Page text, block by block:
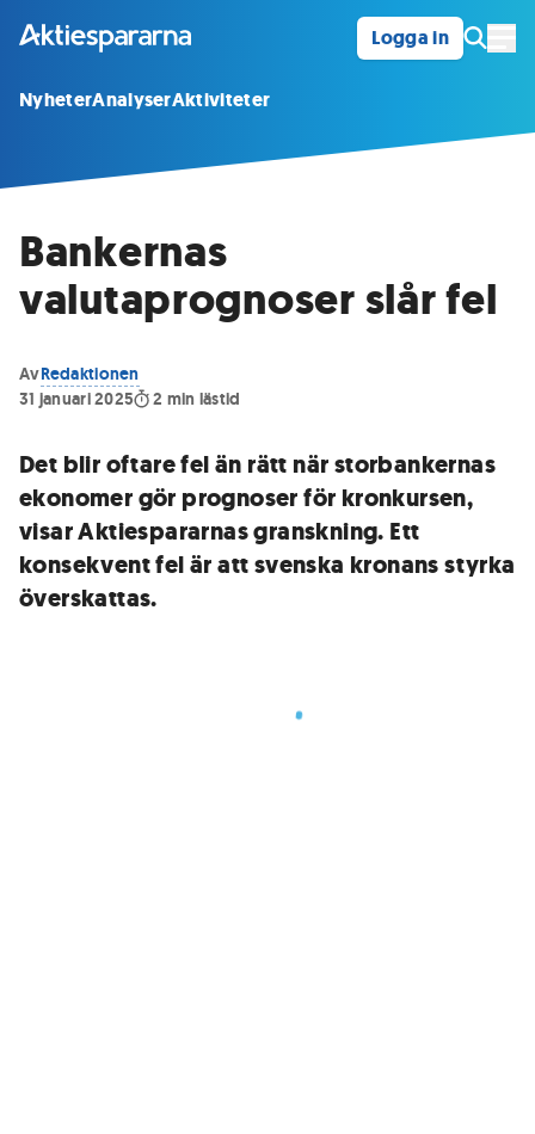
Logga in
NyheterAnalyserAktiviteter
Bankernas
valutaprognoser slår fel
AvRedaktionen
31 januari 2025
2 min lästid
Det blir oftare fel än rätt när storbankernas
ekonomer gör prognoser för kronkursen,
visar Aktiespararnas granskning. Ett
konsekvent fel är att svenska kronans styrka
överskattas.